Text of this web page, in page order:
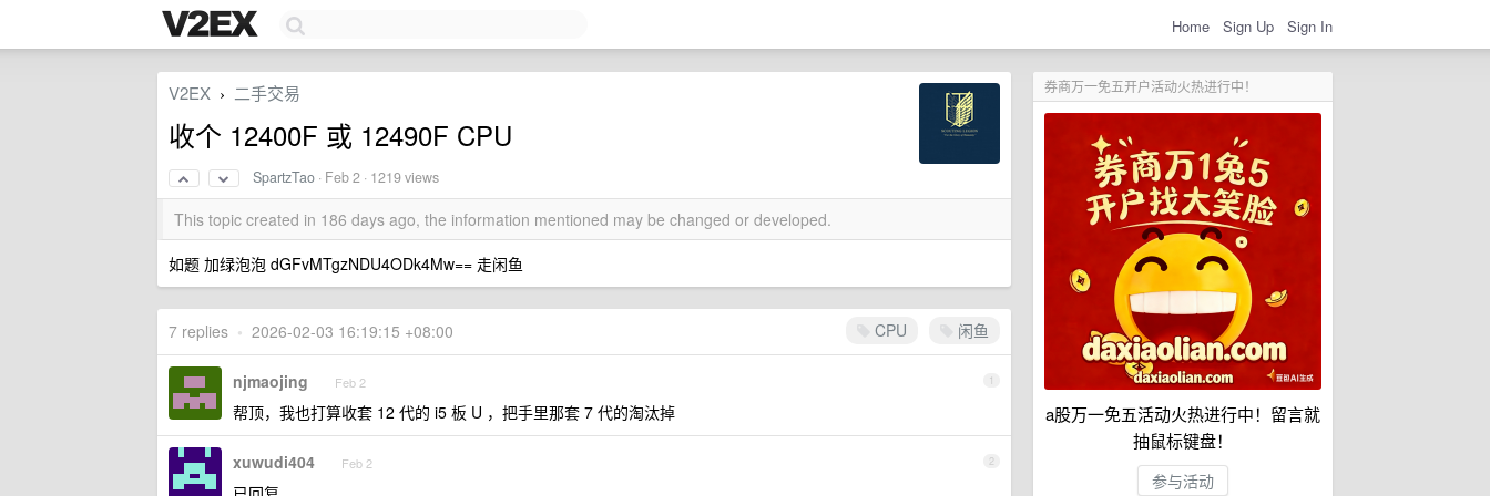
Home Sign Up Sign In
券商万一免五开户活动火热进行中！
a股万一免五活动火热进行中！留言就
抽鼠标键盘！
参与活动
V2EX › 二手交易
收个 12400F 或 12490F CPU
SpartzTao · Feb 2 · 1219 views
This topic created in 186 days ago, the information mentioned may be changed or developed.
如题 加绿泡泡 dGFvMTgzNDU4ODk4Mw== 走闲鱼
CPU 闲鱼
7 replies • 2026-02-03 16:19:15 +08:00
1
njmaojing Feb 2
帮顶，我也打算收套 12 代的 i5 板 U ，把手里那套 7 代的淘汰掉
2
xuwudi404 Feb 2